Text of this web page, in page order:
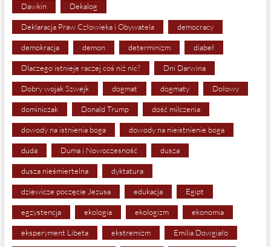
Dawkin Dekalog
Deklaracja Praw Człowieka i Obywatela democracy
demokracja demon determinizm diabeł
Dlaczego istnieje raczej coś niż nic? Dni Darwina
Dobry wojak Szwejk dogmat dogmaty Dołowy
dominiczak Donald Trump dość milczenia
dowody na istnienia boga dowody na nieistnienie boga
duda Duma i Nowoczesność dusza
dusza nieśmiertelna dyktatura
dziewicze poczęcie Jezusa edukacja Egipt
egzystencja ekologia ekologizm ekonomia
eksperyment Libeta ekstremizm Emilia Dowgiało